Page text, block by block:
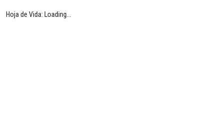
Hoja de Vida: Loading...